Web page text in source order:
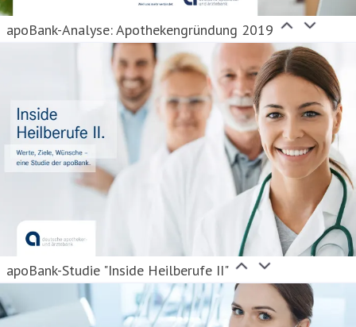
apoBank-Analyse: Apothekengründung 2019
apoBank-Studie "Inside Heilberufe II"